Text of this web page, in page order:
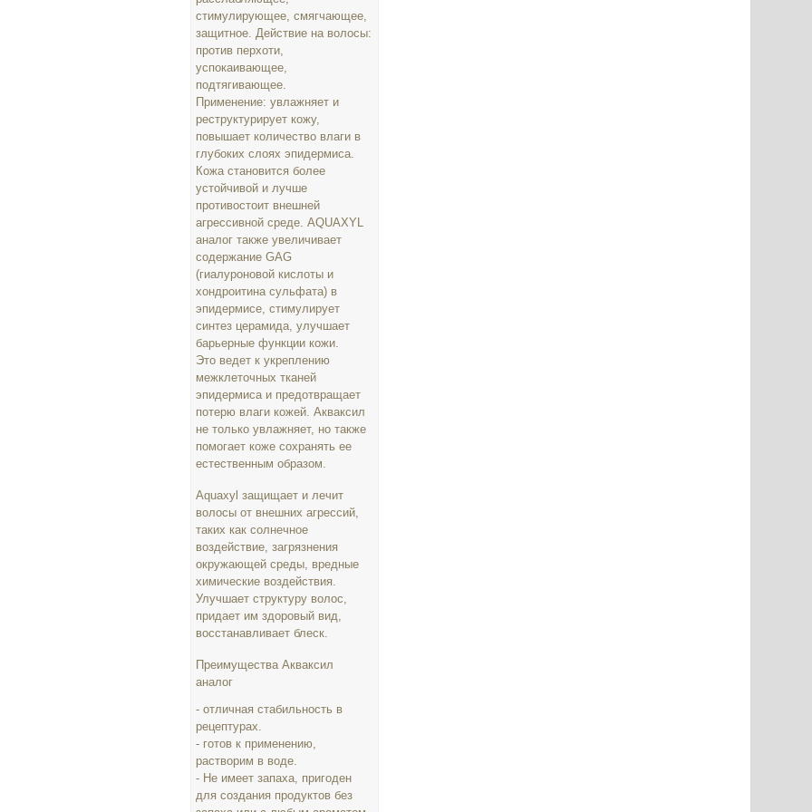
стимулирующее, смягчающее,
защитное. Действие на волосы:
против перхоти,
успокаивающее,
подтягивающее.
Применение: увлажняет и
реструктурирует кожу,
повышает количество влаги в
глубоких слоях эпидермиса.
Кожа становится более
устойчивой и лучше
противостоит внешней
агрессивной среде. AQUAXYL
аналог также увеличивает
содержание GAG
(гиалуроновой кислоты и
хондроитина сульфата) в
эпидермисе, стимулирует
синтез церамида, улучшает
барьерные функции кожи.
Это ведет к укреплению
межклеточных тканей
эпидермиса и предотвращает
потерю влаги кожей. Акваксил
не только увлажняет, но также
помогает коже сохранять ее
естественным образом.
Aquaxyl защищает и лечит
волосы от внешних агрессий,
таких как солнечное
воздействие, загрязнения
окружающей среды, вредные
химические воздействия.
Улучшает структуру волос,
придает им здоровый вид,
восстанавливает блеск.
Преимущества Акваксил
аналог
- отличная стабильность в
рецептурах.
- готов к применению,
растворим в воде.
- Не имеет запаха, пригоден
для создания продуктов без